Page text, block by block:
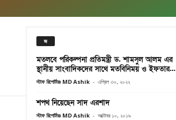
জ
মতলবে পরিকল্পনা প্রতিমন্ত্রী ড. শামসুল আলম এর
স্থানীয় সাংবাদিকদের সাথে মতবিনিময় ও ইফতার...
স্টাফ রিপোর্টারঃ MD Ashik - এপ্রিল ৩০, ২০২২
শপথ নিয়েছেন সাদ এরশাদ
স্টাফ রিপোর্টারঃ MD Ashik - অক্টোবর ১০, ২০১৯